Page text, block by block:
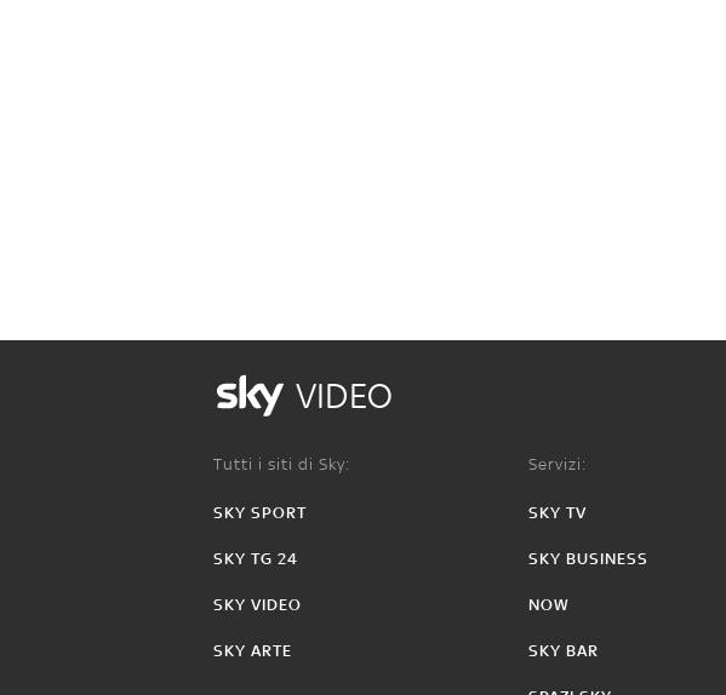
VIDEO
Tutti i siti di Sky:
SKY SPORT
SKY TG 24
SKY VIDEO
SKY ARTE
Servizi:
SKY TV
SKY BUSINESS
NOW
SKY BAR